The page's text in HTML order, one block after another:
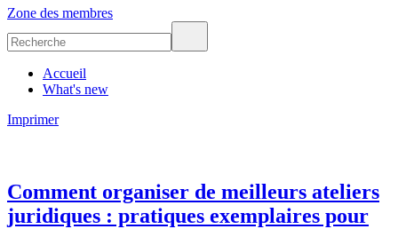
Zone des membres
Accueil
What's new
Imprimer
Comment organiser de meilleurs ateliers
juridiques : pratiques exemplaires pour